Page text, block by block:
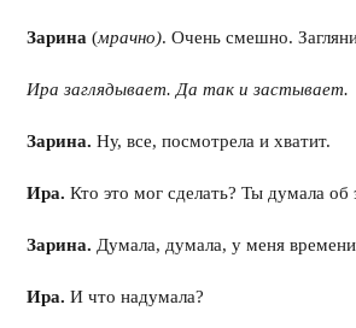
Зарина(мрачно). Очень смешно.
Ира заглядывает. Да так и застывает.
Зарина. Ну, все, посмотрела и хватит.
Ира. Кто это мог сделать? Ты думала об
Зарина. Думала, думала, у меня
Ира. И что надумала?